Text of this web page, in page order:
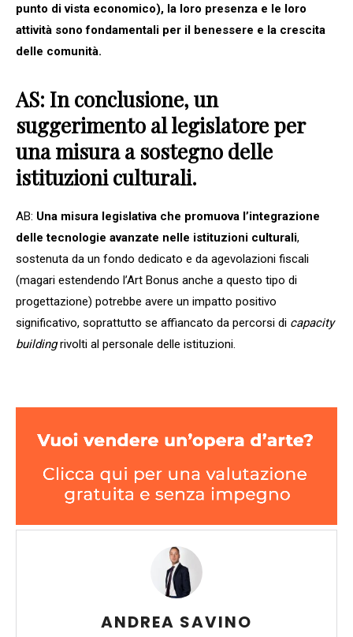
punto di vista economico), la loro presenza e le loro
attività sono fondamentali per il benessere e la crescita
delle comunità.
AS: In conclusione, un
suggerimento al legislatore per
una misura a sostegno delle
istituzioni culturali.
AB: Una misura legislativa che promuova l’integrazione
delle tecnologie avanzate nelle istituzioni culturali,
sostenuta da un fondo dedicato e da agevolazioni fiscali
(magari estendendo l’Art Bonus anche a questo tipo di
progettazione) potrebbe avere un impatto positivo
significativo, soprattutto se affiancato da percorsi di capacity
buildingrivolti al personale delle istituzioni.
ANDREA SAVINO